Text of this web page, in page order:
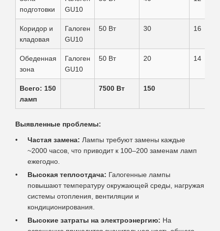
подготовки
GU10
Коридор и
кладовая
Галоген
GU10
50 Вт 30 16
Обеденная
зона
Галоген
GU10
50 Вт 20 14
Всего: 150
ламп
7500 Вт 150
Выявленные проблемы:
Частая замена: Лампы требуют замены каждые
~2000 часов, что приводит к 100–200 заменам ламп
ежегодно.
Высокая теплоотдача: Галогенные лампы
повышают температуру окружающей среды, нагружая
системы отопления, вентиляции и
кондиционирования.
Высокие затраты на электроэнергию: На